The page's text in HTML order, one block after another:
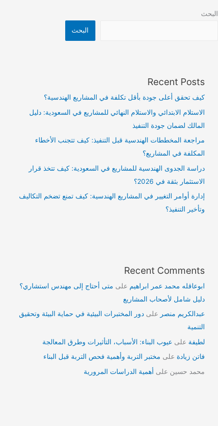
البحث
البحث
Recent Posts
كيف تحقق أعلى جودة بأقل تكلفة في المشاريع الهندسية؟
الاستلام الابتدائي والاستلام النهائي للمشاريع في السعودية: دليل
المالك لضمان جودة التنفيذ
مراجعة المخططات الهندسية قبل التنفيذ: كيف تتجنب الأخطاء
المكلفة في المشاريع؟
دراسة الجدوى الهندسية للمشاريع في السعودية: كيف تتخذ قرار
الاستثمار بثقة في 2026؟
إدارة أوامر التغيير في المشاريع الهندسية: كيف تمنع تضخم التكاليف
وتأخير التنفيذ؟
Recent Comments
ابوعاقله محمد عمر ابراهيم على متى أحتاج إلى مهندس استشاري؟
دليل شامل لأصحاب المشاريع
عبدالكريم منصر علىدور المختبرات البيئية في حماية البيئة وتحقيق
التنمية
لطيفة على عيوب البناء: الأسباب، التأثيرات وطرق المعالجة
فاتن زيادة على مختبر التربة وأهمية فحص التربة قبل البناء
محمد حسين على أهمية الدراسات المرورية